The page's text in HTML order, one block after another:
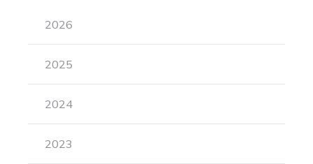
2026
2025
2024
2023